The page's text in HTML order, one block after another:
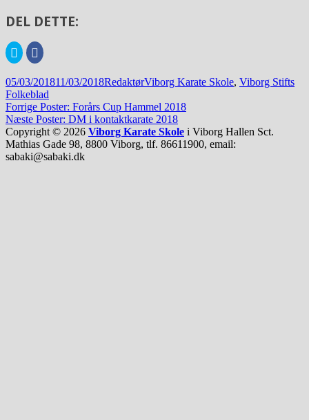
DEL DETTE:
Klik
for
på
Twitter(Åbner
i
et
nyt
vindue)
Click
to
Facebook(Åbner
i
et
nyt
vindue)
Udgivet
i
05/03/201811/03/2018Forfatter
RedaktørKategorier
Viborg Karate Skole, Viborg Stifts
Folkeblad
Indlægsnavigation
Forrige Forrige
indlæg:
Poster: Forårs Cup Hammel 2018
Næste Næste
indlæg:
Poster: DM i kontaktkarate 2018
Copyright © 2026 Viborg Karate Skole i Viborg Hallen Sct.
Mathias Gade 98, 8800 Viborg, tlf. 86611900, email:
sabaki@sabaki.dk